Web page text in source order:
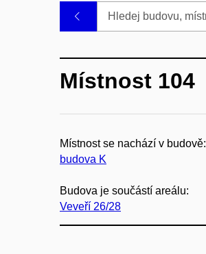
Budovy
místnosti
Místnost 104
Místnost se nachází v budově:
budova K
Budova je součástí areálu:
Veveří 26/28